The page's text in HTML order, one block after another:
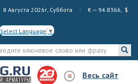
8 Августа 2026г, Суббота € — 94.8366, $
Select Language ▼
Весь сайт